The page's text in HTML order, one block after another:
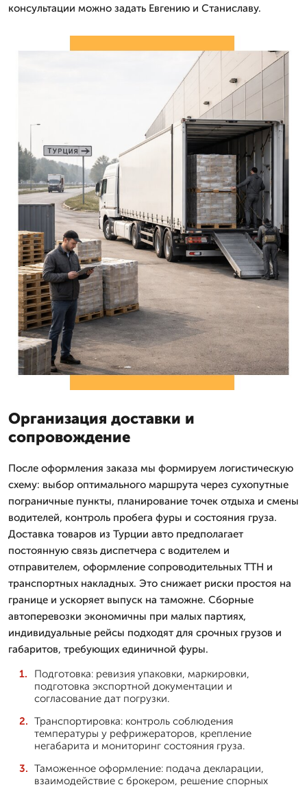
консультации можно задать Евгению и Станиславу.
Организация доставки и
сопровождение
После оформления заказа мы формируем логистическую
схему: выбор оптимального маршрута через сухопутные
пограничные пункты, планирование точек отдыха и смены
водителей, контроль пробега фуры и состояния груза.
Доставка товаров из Турции авто предполагает
постоянную связь диспетчера с водителем и
отправителем, оформление сопроводительных ТТН и
транспортных накладных. Это снижает риски простоя на
границе и ускоряет выпуск на таможне. Сборные
автоперевозки экономичны при малых партиях,
индивидуальные рейсы подходят для срочных грузов и
габаритов, требующих единичной фуры.
Подготовка: ревизия упаковки, маркировки,
подготовка экспортной документации и
согласование дат погрузки.
Транспортировка: контроль соблюдения
температуры у рефрижераторов, крепление
негабарита и мониторинг состояния груза.
Таможенное оформление: подача декларации,
взаимодействие с брокером, решение спорных